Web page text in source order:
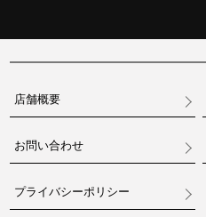
店舗概要
お問い合わせ
プライバシーポリシー